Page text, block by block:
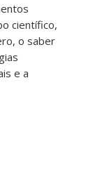
científico,
o saber
e a